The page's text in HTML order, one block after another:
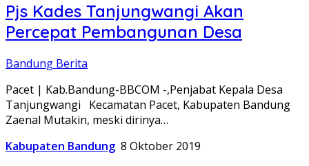
Pjs Kades Tanjungwangi Akan
Percepat Pembangunan Desa
Bandung Berita
Pacet | Kab.Bandung-BBCOM -,Penjabat Kepala Desa
Tanjungwangi Kecamatan Pacet, Kabupaten Bandung
Zaenal Mutakin, meski dirinya…
Kabupaten Bandung 8 Oktober 2019